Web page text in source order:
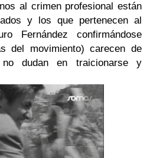
al crimen profesional están
y los que pertenecen al
Fernández confirmándose
del movimiento) carecen de
dudan en traicionarse y